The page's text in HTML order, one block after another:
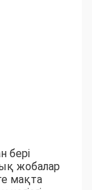
бері
жобалар
мақта